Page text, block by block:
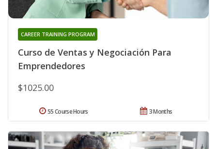
Curso de Ventas y Negociación Para
Emprendedores
CAREER TRAINING PROGRAM
$1025.00
3 Months
55 Course Hours